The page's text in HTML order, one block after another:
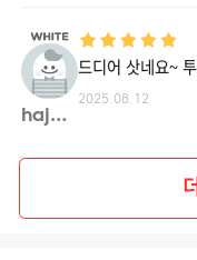
hajay**
드디어 삿네요~
2025.08.12